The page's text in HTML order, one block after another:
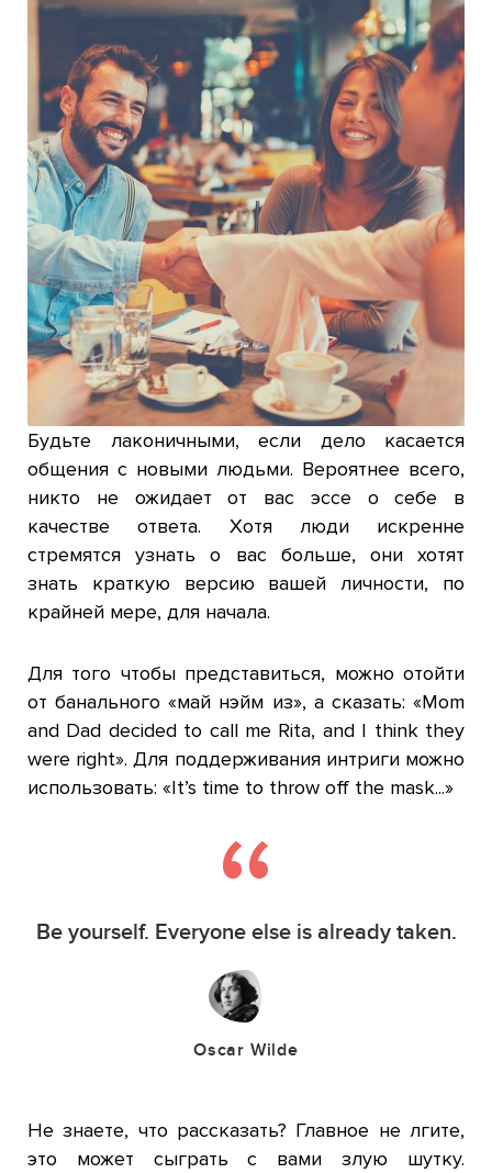
Будьте лаконичными, если дело касается
общения с новыми людьми. Вероятнее всего,
никто не ожидает от вас эссе о себе в
качестве ответа. Хотя люди искренне
стремятся узнать о вас больше, они хотят
знать краткую версию вашей личности, по
крайней мере, для начала.
Для того чтобы представиться, можно отойти
от банального «май нэйм из», а сказать: «Mom
and Dad decided to call me Rita, and I think they
were right». Для поддерживания интриги можно
использовать: «It’s time to throw off the mask...»
Be yourself. Everyone else is already taken.
Oscar Wilde
Не знаете, что рассказать? Главное не лгите,
это может сыграть с вами злую шутку.